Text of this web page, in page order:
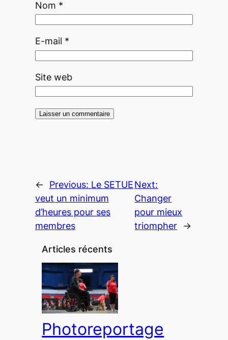
Nom *
E-mail *
Site web
← Previous: Le SETUE
veut un minimum
d’heures pour ses
membres
Next:
Changer
pour mieux
triompher
→
Articles récents
Photoreportage